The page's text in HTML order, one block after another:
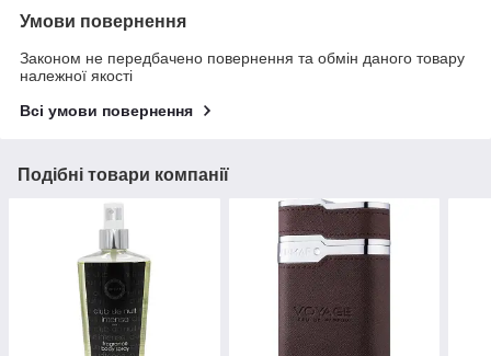
Умови повернення
Законом не передбачено повернення та обмін даного товару
належної якості
Всі умови повернення
Подібні товари компанії